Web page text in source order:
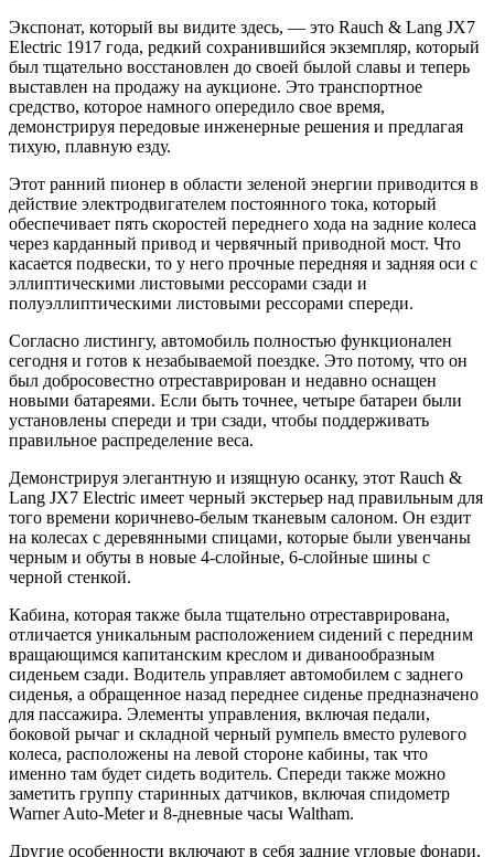
Экспонат, который вы видите здесь, — это Rauch & Lang JX7
Electric 1917 года, редкий сохранившийся экземпляр, который
был тщательно восстановлен до своей былой славы и теперь
выставлен на продажу на аукционе. Это транспортное
средство, которое намного опередило свое время,
демонстрируя передовые инженерные решения и предлагая
тихую, плавную езду.
Этот ранний пионер в области зеленой энергии приводится в
действие электродвигателем постоянного тока, который
обеспечивает пять скоростей переднего хода на задние колеса
через карданный привод и червячный приводной мост. Что
касается подвески, то у него прочные передняя и задняя оси с
эллиптическими листовыми рессорами сзади и
полуэллиптическими листовыми рессорами спереди.
Согласно листингу, автомобиль полностью функционален
сегодня и готов к незабываемой поездке. Это потому, что он
был добросовестно отреставрирован и недавно оснащен
новыми батареями. Если быть точнее, четыре батареи были
установлены спереди и три сзади, чтобы поддерживать
правильное распределение веса.
Демонстрируя элегантную и изящную осанку, этот Rauch &
Lang JX7 Electric имеет черный экстерьер над правильным для
того времени коричнево-белым тканевым салоном. Он ездит
на колесах с деревянными спицами, которые были увенчаны
черным и обуты в новые 4-слойные, 6-слойные шины с
черной стенкой.
Кабина, которая также была тщательно отреставрирована,
отличается уникальным расположением сидений с передним
вращающимся капитанским креслом и диванообразным
сиденьем сзади. Водитель управляет автомобилем с заднего
сиденья, а обращенное назад переднее сиденье предназначено
для пассажира. Элементы управления, включая педали,
боковой рычаг и складной черный румпель вместо рулевого
колеса, расположены на левой стороне кабины, так что
именно там будет сидеть водитель. Спереди также можно
заметить группу старинных датчиков, включая спидометр
Warner Auto-Meter и 8-дневные часы Waltham.
Другие особенности включают в себя задние угловые фонари,